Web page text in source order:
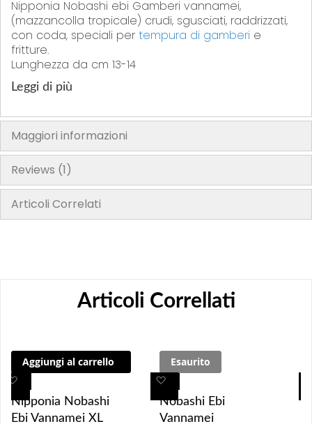
Nipponia Nobashi ebi Gamberi vannamei,
(mazzancolla tropicale) crudi, sgusciati, raddrizzati,
con coda, speciali per tempura di gamberi e
fritture.
Lunghezza da cm 13-14
Leggi di più
Maggiori informazioni
Reviews 1
Articoli Correlati
Articoli Correllati
Aggiungi al carrello
g
g
Nipponia Nobashi
Ebi Vannamei XL
g
Esaurito
g
g
Nobashi Ebi
Vannamei
g